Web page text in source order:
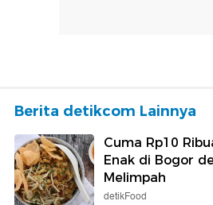
Berita detikcom Lainnya
Cuma Rp10
Enak di Bogor
Melimpah
detikFood